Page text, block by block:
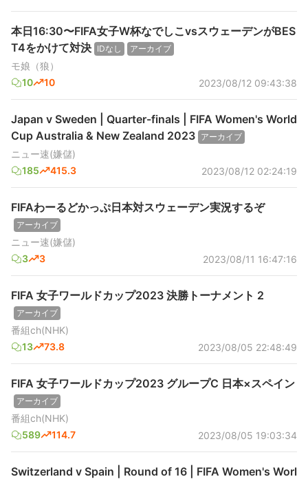
本日16:30〜FIFA女子W杯なでしこvsスウェーデンがBES
T4をかけて対決 IDなし アーカイブ
モ娘（狼）
10
10 2023/08/12 09:43:38
Japan v Sweden | Quarter-finals | FIFA Women's World
Cup Australia & New Zealand 2023 アーカイブ
ニュー速(嫌儲)
185
415.3 2023/08/12 02:24:19
FIFAわーるどかっぷ日本対スウェーデン実況するぞ
アーカイブ
ニュー速(嫌儲)
3
3 2023/08/11 16:47:16
FIFA 女子ワールドカップ2023 決勝トーナメント 2
アーカイブ
番組ch(NHK)
13
73.8 2023/08/05 22:48:49
FIFA 女子ワールドカップ2023 グループC 日本×スペイン
アーカイブ
番組ch(NHK)
589
114.7 2023/08/05 19:03:34
Switzerland v Spain | Round of 16 | FIFA Women's Worl